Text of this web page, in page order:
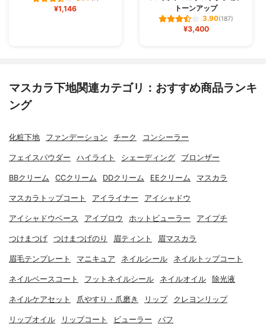
¥1,146
トーンアップ
3.90(187)
¥3,400
マスカラ下地関連カテゴリ：おすすめ商品ランキ
ング
化粧下地 ファンデーション チーク コンシーラー
フェイスパウダー ハイライト シェーディング ブロンザー
BBクリーム CCクリーム DDクリーム EEクリーム マスカラ
マスカラトップコート アイライナー アイシャドウ
アイシャドウベース アイブロウ ホットビューラー アイプチ
つけまつげ つけまつげのり 眉ティント 眉マスカラ
眉毛テンプレート マニキュア ネイルシール ネイルトップコート
ネイルベースコート フットネイルシール ネイルオイル 除光液
ネイルケアセット 爪やすり・爪磨き リップ クレヨンリップ
リップオイル リップコート ビューラー パフ